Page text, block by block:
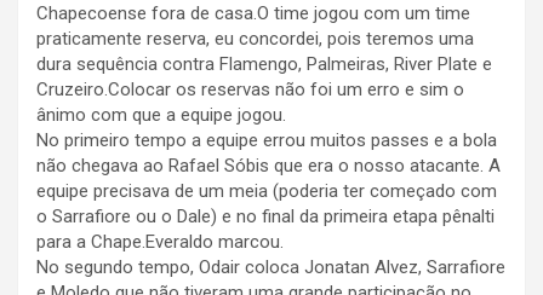
Chapecoense fora de casa.O time jogou com um time
praticamente reserva, eu concordei, pois teremos uma
dura sequência contra Flamengo, Palmeiras, River Plate e
Cruzeiro.Colocar os reservas não foi um erro e sim o
ânimo com que a equipe jogou.
No primeiro tempo a equipe errou muitos passes e a bola
não chegava ao Rafael Sóbis que era o nosso atacante. A
equipe precisava de um meia (poderia ter começado com
o Sarrafiore ou o Dale) e no final da primeira etapa pênalti
para a Chape.Everaldo marcou.
No segundo tempo, Odair coloca Jonatan Alvez, Sarrafiore